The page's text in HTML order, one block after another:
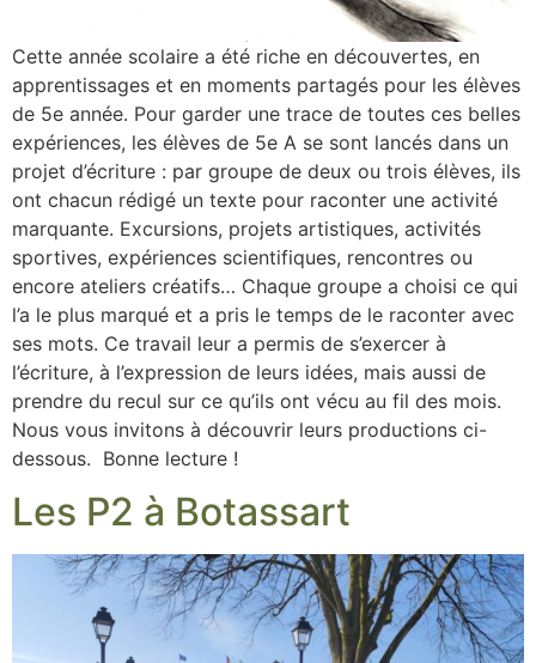
Cette année scolaire a été riche en découvertes, en
apprentissages et en moments partagés pour les élèves
de 5e année. Pour garder une trace de toutes ces belles
expériences, les élèves de 5e A se sont lancés dans un
projet d’écriture : par groupe de deux ou trois élèves, ils
ont chacun rédigé un texte pour raconter une activité
marquante. Excursions, projets artistiques, activités
sportives, expériences scientifiques, rencontres ou
encore ateliers créatifs… Chaque groupe a choisi ce qui
l’a le plus marqué et a pris le temps de le raconter avec
ses mots. Ce travail leur a permis de s’exercer à
l’écriture, à l’expression de leurs idées, mais aussi de
prendre du recul sur ce qu’ils ont vécu au fil des mois.
Nous vous invitons à découvrir leurs productions ci-
dessous. Bonne lecture !
Les P2 à Botassart